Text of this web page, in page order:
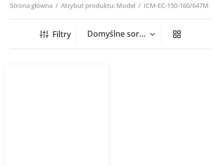
Strona główna / Atrybut produktu: Model / ICM-EC-150-160/647M
Filtry